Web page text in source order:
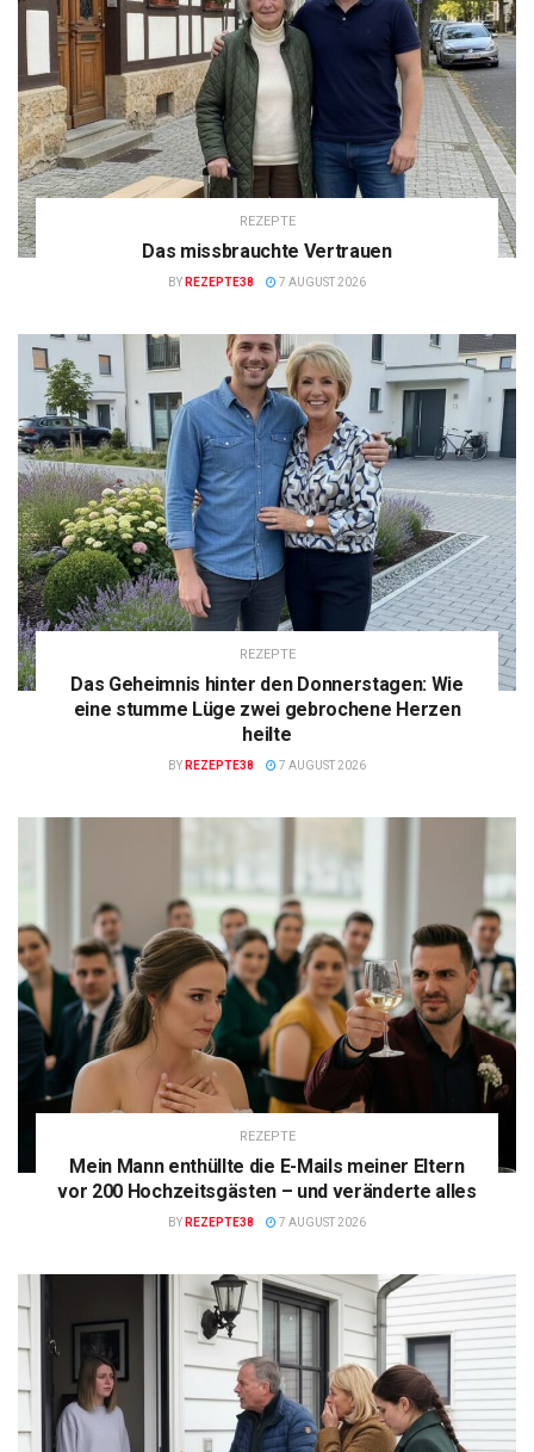
REZEPTE
Das missbrauchte Vertrauen
BY REZEPTE38 7 AUGUST 2026
REZEPTE
Das Geheimnis hinter den Donnerstagen: Wie
eine stumme Lüge zwei gebrochene Herzen
heilte
BY REZEPTE38 7 AUGUST 2026
REZEPTE
Mein Mann enthüllte die E-Mails meiner Eltern
vor 200 Hochzeitsgästen – und veränderte alles
BY REZEPTE38 7 AUGUST 2026